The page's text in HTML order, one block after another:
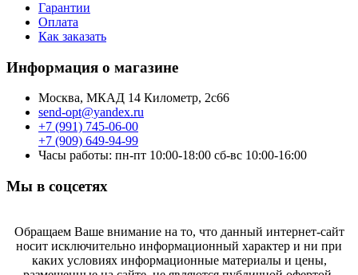
Гарантии
Оплата
Как заказать
Информация о магазине
Москва, МКАД 14 Километр, 2с66
send-opt@yandex.ru
+7 (991) 745-06-00
+7 (909) 649-94-99
Часы работы: пн-пт 10:00-18:00 сб-вс 10:00-16:00
Мы в соцсетях
Обращаем Ваше внимание на то, что данный интернет-сайт
носит исключительно информационный характер и ни при
каких условиях информационные материалы и цены,